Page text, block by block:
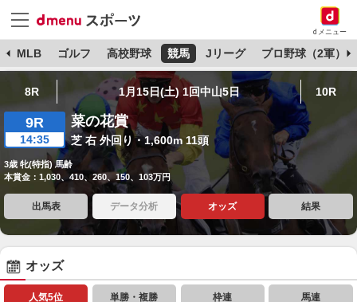
dメニュー
MLB ゴルフ 高校野球 競馬 Jリーグ プロ野球（2軍）
8R 1月15日(土) 1回中山5日 10R
9R
14:35
菜の花賞
芝 右 外回り・1,600m 11頭
3歳 牝(特指) 馬齢
本賞金：1,030、410、260、150、103万円
出馬表 データ分析 オッズ 結果
オッズ
人気5位 単勝・複勝 枠連 馬連